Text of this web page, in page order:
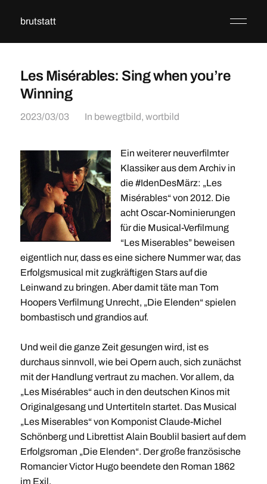
brutstatt
Les Misérables: Sing when you’re
Winning
2023/03/03 In bewegtbild, wortbild
Ein weiterer neuverfilmter
Klassiker aus dem Archiv in
die #IdenDesMärz: „Les
Misérables“ von 2012. Die
acht Oscar-Nominierungen
für die Musical-Verfilmung
“Les Miserables” beweisen
eigentlich nur, dass es eine sichere Nummer war, das
Erfolgsmusical mit zugkräftigen Stars auf die
Leinwand zu bringen. Aber damit täte man Tom
Hoopers Verfilmung Unrecht, „Die Elenden“ spielen
bombastisch und grandios auf.
Und weil die ganze Zeit gesungen wird, ist es
durchaus sinnvoll, wie bei Opern auch, sich zunächst
mit der Handlung vertraut zu machen. Vor allem, da
„Les Misérables“ auch in den deutschen Kinos mit
Originalgesang und Untertiteln startet. Das Musical
„Les Miserables“ von Komponist Claude-Michel
Schönberg und Librettist Alain Boublil basiert auf dem
Erfolgsroman „Die Elenden“. Der große französische
Romancier Victor Hugo beendete den Roman 1862
im Exil.